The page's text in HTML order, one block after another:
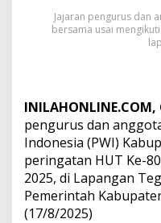
Tegar
Beriman
Jajaran pengurus dan
bersama usai
INILAHONLINE.COM,
pengurus dan
Indonesia (PWI)
peringatan HUT Ke-
2025, di Lapangan
Pemerintah
(17/8/2025)